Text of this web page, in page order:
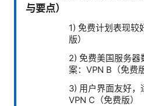
与要点）
1) 免费计划表现较
版）
2) 免费美国服务器
案：VPN B（免费版
3) 用户界面友好，
VPN C（免费版）